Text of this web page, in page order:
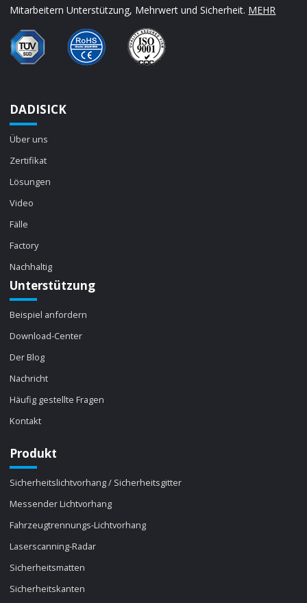
Mitarbeitern Unterstützung, Mehrwert und Sicherheit. MEHR
DADISICK
Über uns
Zertifikat
Lösungen
Video
Fälle
Factory
Nachhaltig
Unterstützung
Beispiel anfordern
Download-Center
Der Blog
Nachricht
Häufig gestellte Fragen
Kontakt
Produkt
Sicherheitslichtvorhang / Sicherheitsgitter
Messender Lichtvorhang
Fahrzeugtrennungs-Lichtvorhang
Laserscanning-Radar
Sicherheitsmatten
Sicherheitskanten